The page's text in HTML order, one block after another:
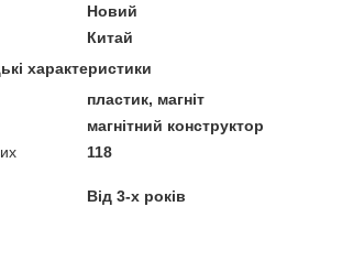
Новий
Китай
характеристики
пластик, магніт
магнітний конструктор
118
Від 3-х років